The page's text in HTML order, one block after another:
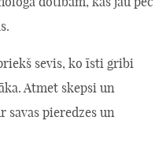
sevis, ko īsti gribi
Atmet skepsi un
pieredzes un